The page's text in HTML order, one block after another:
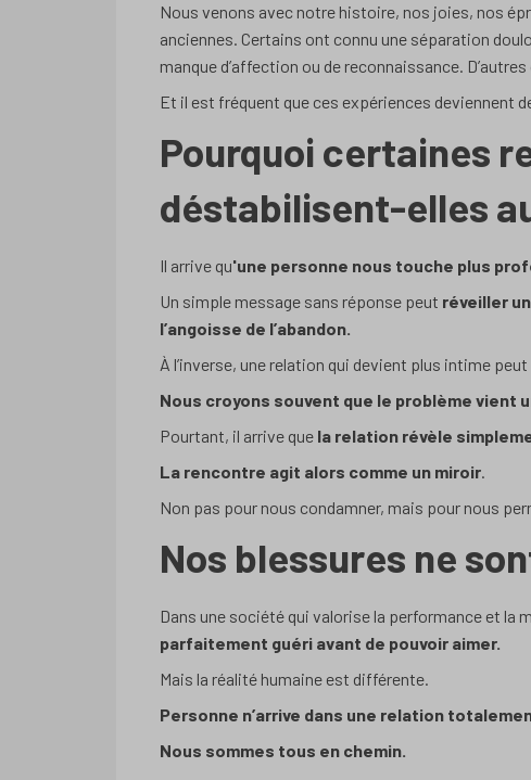
Nous venons avec notre histoire, nos joies, nos
anciennes. Certains ont connu une séparation
manque d’affection ou de reconnaissance.
Et il est fréquent que ces expériences deviennent
Pourquoi certaines
déstabilisent-elles
Il arrive qu'une personne nous touche plus
Un simple message sans réponse peut réveiller
l’angoisse de l’abandon.
À l’inverse, une relation qui devient plus intime
Nous croyons souvent que le problème vient
Pourtant, il arrive que la relation révèle
La rencontre agit alors comme un miroir.
Non pas pour nous condamner, mais pour nous
Nos blessures ne
Dans une société qui valorise la performance et la
parfaitement guéri avant de pouvoir aimer.
Mais la réalité humaine est différente.
Personne n’arrive dans une relation
Nous sommes tous en chemin.